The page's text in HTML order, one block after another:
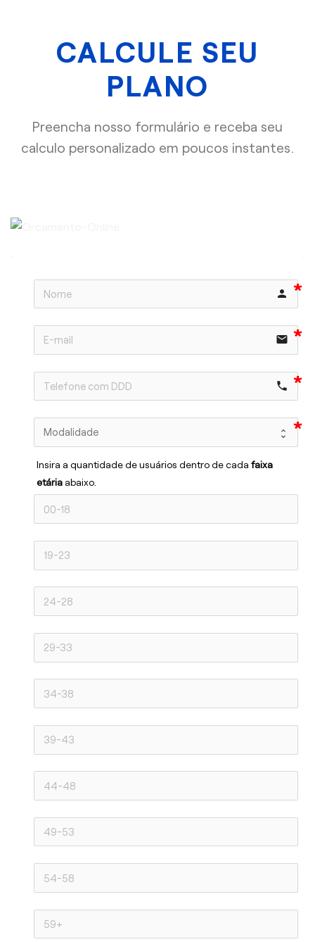
CALCULE SEU
PLANO
Preencha nosso formulário e receba seu
calculo personalizado em poucos instantes.
person
email
phone
Insira a quantidade de usuários dentro de cada faixa
etária abaixo.